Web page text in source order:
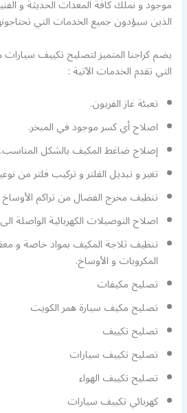
موجود و نملك كافة المعدات الحديثة و
الذين سيؤدون جميع الخدمات التي
يضم كراجنا المتميز لتصليح تكييف
التي تقدم الخدمات الآتية :
تعبئة غاز الفريون.
اصلاح أي كسر موجود في المبخر.
إصلاح ضاغط المكيف بالشكل المناسب.
تغير و تبديل الفلتر و تركيب فلتر من
تنظيف مخرج الفضال من تراكم
اصلاح التوصيلات الكهربائية الواصلة
تنظيف ثلاجة المكيف بمواد خاصة و
المكروبات و الأوساخ.
تصليح مكيفات
تصليح مكيف سيارة همر الكويت
تصليح تكييف
تصليح تكييف سيارات
تصليح تكييف الهواء
كهربائي تكييف سيارات